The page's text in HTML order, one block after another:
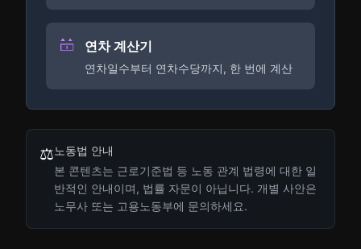
연차 계산기
연차일수부터 연차수당까지, 한 번에 계산
⚖️노동법 안내
본 콘텐츠는 근로기준법 등 노동 관계 법령에 대한 일
반적인 안내이며, 법률 자문이 아닙니다. 개별 사안은
노무사 또는 고용노동부에 문의하세요.